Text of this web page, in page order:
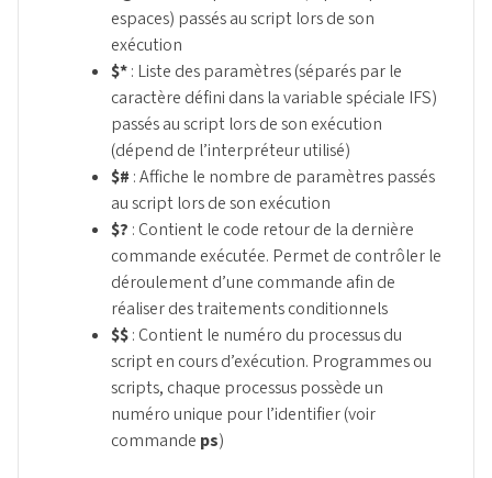
espaces) passés au script lors de son
exécution
$*: Liste des paramètres (séparés par le
caractère défini dans la variable spéciale IFS)
passés au script lors de son exécution
(dépend de l’interpréteur utilisé)
$# : Affiche le nombre de paramètres passés
au script lors de son exécution
$? : Contient le code retour de la dernière
commande exécutée. Permet de contrôler le
déroulement d’une commande afin de
réaliser des traitements conditionnels
$$: Contient le numéro du processus du
script en cours d’exécution. Programmes ou
scripts, chaque processus possède un
numéro unique pour l’identifier (voir
commande ps)